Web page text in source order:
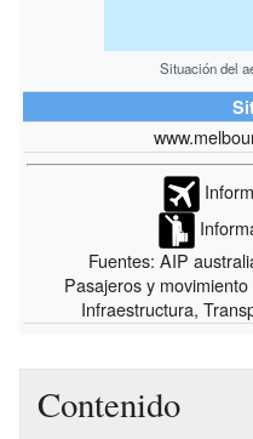
Situación del
Fuentes: AIP
Pasajeros y
Infraestructura,
Contenido